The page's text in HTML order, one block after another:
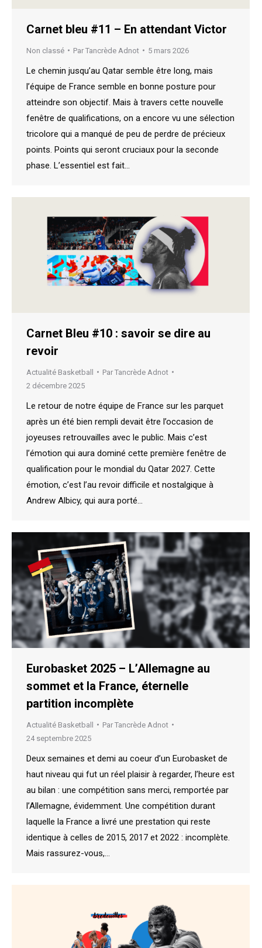
Carnet bleu #11 – En attendant Victor
Non classé Par Tancrède Adnot 5 mars 2026
Le chemin jusqu’au Qatar semble être long, mais
l’équipe de France semble en bonne posture pour
atteindre son objectif. Mais à travers cette nouvelle
fenêtre de qualifications, on a encore vu une sélection
tricolore qui a manqué de peu de perdre de précieux
points. Points qui seront cruciaux pour la seconde
phase. L’essentiel est fait…
Carnet Bleu #10 : savoir se dire au
revoir
Actualité Basketball Par Tancrède Adnot
2 décembre 2025
Le retour de notre équipe de France sur les parquet
après un été bien rempli devait être l’occasion de
joyeuses retrouvailles avec le public. Mais c’est
l’émotion qui aura dominé cette première fenêtre de
qualification pour le mondial du Qatar 2027. Cette
émotion, c’est l’au revoir difficile et nostalgique à
Andrew Albicy, qui aura porté…
Eurobasket 2025 – L’Allemagne au
sommet et la France, éternelle
partition incomplète
Actualité Basketball Par Tancrède Adnot
24 septembre 2025
Deux semaines et demi au coeur d’un Eurobasket de
haut niveau qui fut un réel plaisir à regarder, l’heure est
au bilan : une compétition sans merci, remportée par
l’Allemagne, évidemment. Une compétition durant
laquelle la France a livré une prestation qui reste
identique à celles de 2015, 2017 et 2022 : incomplète.
Mais rassurez-vous,…